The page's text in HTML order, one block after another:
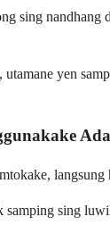
sing nandhang
yen
sing